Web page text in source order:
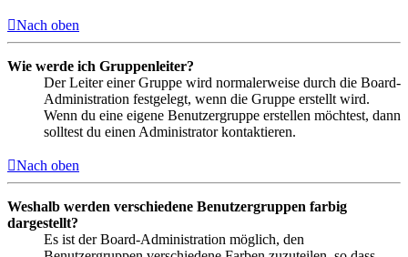
Nach oben
Wie werde ich Gruppenleiter?
Der Leiter einer Gruppe wird normalerweise durch die Board-
Administration festgelegt, wenn die Gruppe erstellt wird.
Wenn du eine eigene Benutzergruppe erstellen möchtest, dann
solltest du einen Administrator kontaktieren.
Nach oben
Weshalb werden verschiedene Benutzergruppen farbig
dargestellt?
Es ist der Board-Administration möglich, den